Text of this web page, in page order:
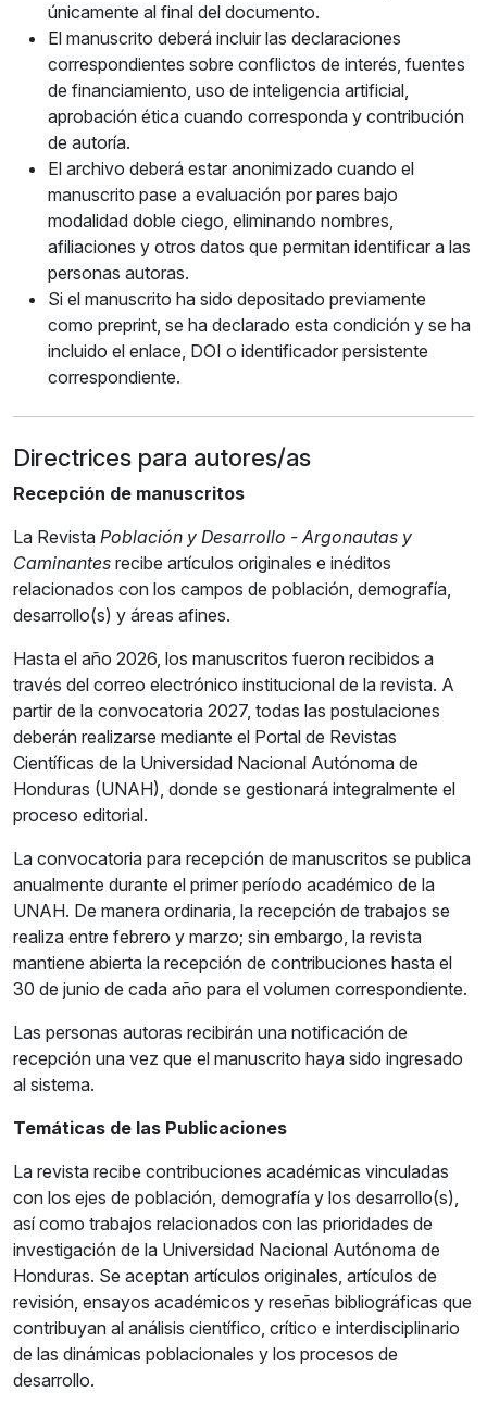
únicamente al final del documento.
El manuscrito deberá incluir las declaraciones
correspondientes sobre conflictos de interés, fuentes
de financiamiento, uso de inteligencia artificial,
aprobación ética cuando corresponda y contribución
de autoría.
El archivo deberá estar anonimizado cuando el
manuscrito pase a evaluación por pares bajo
modalidad doble ciego, eliminando nombres,
afiliaciones y otros datos que permitan identificar a las
personas autoras.
Si el manuscrito ha sido depositado previamente
como preprint, se ha declarado esta condición y se ha
incluido el enlace, DOI o identificador persistente
correspondiente.
Directrices para autores/as
Recepción de manuscritos
La Revista Población y Desarrollo - Argonautas y
Caminantes recibe artículos originales e inéditos
relacionados con los campos de población, demografía,
desarrollo(s) y áreas afines.
Hasta el año 2026, los manuscritos fueron recibidos a
través del correo electrónico institucional de la revista. A
partir de la convocatoria 2027, todas las postulaciones
deberán realizarse mediante el Portal de Revistas
Científicas de la Universidad Nacional Autónoma de
Honduras (UNAH), donde se gestionará integralmente el
proceso editorial.
La convocatoria para recepción de manuscritos se publica
anualmente durante el primer período académico de la
UNAH. De manera ordinaria, la recepción de trabajos se
realiza entre febrero y marzo; sin embargo, la revista
mantiene abierta la recepción de contribuciones hasta el
30 de junio de cada año para el volumen correspondiente.
Las personas autoras recibirán una notificación de
recepción una vez que el manuscrito haya sido ingresado
al sistema.
Temáticas de las Publicaciones
La revista recibe contribuciones académicas vinculadas
con los ejes de población, demografía y los desarrollo(s),
así como trabajos relacionados con las prioridades de
investigación de la Universidad Nacional Autónoma de
Honduras. Se aceptan artículos originales, artículos de
revisión, ensayos académicos y reseñas bibliográficas que
contribuyan al análisis científico, crítico e interdisciplinario
de las dinámicas poblacionales y los procesos de
desarrollo.